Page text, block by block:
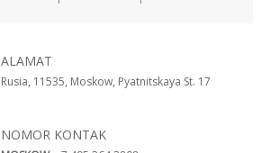
ALAMAT
Rusia, 11535, Moskow, Pyatnitskaya St. 17
NOMOR KONTAK